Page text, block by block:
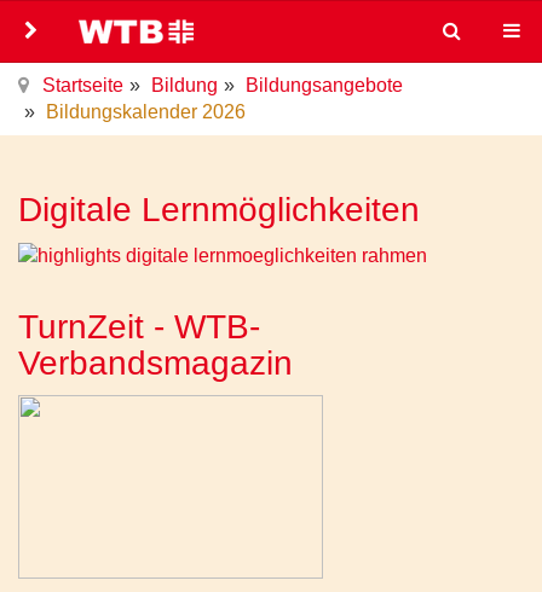
Startseite Bildung
Bildungsangebote
Bildungskalender 2026
Digitale Lernmöglichkeiten
TurnZeit - WTB-
Verbandsmagazin